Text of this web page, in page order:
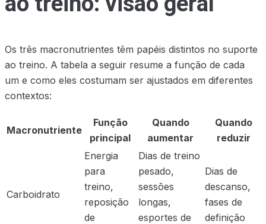
Os três macronutrientes têm papéis distintos no suporte
ao treino. A tabela a seguir resume a função de cada
um e como eles costumam ser ajustados em diferentes
contextos:
Macronutriente
Função
principal
Quando
aumentar
Quando
reduzir
Carboidrato
Energia
para
treino,
reposição
de
Dias de treino
pesado,
sessões
longas,
esportes de
Dias de
descanso,
fases de
definição